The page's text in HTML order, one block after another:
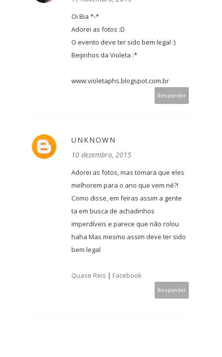
Oi Bia *-*
Adorei as fotos :D
O evento deve ter sido bem legal :)
Beijinhos da Violeta :*
www.violetaphs.blogspot.com.br
Responder
UNKNOWN
10 dezembro, 2015
Adorei as fotos, mas tomara que eles
melhorem para o ano que vem né?!
Como disse, em feiras assim a gente
ta em busca de achadinhos
imperdíveis e parece que não rolou
haha Mas mesmo assim deve ter sido
bem legal
Quase Reis | Facebook
Responder